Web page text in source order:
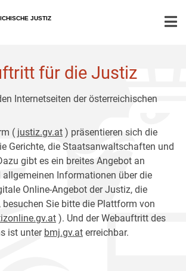
JUSTIZ
für die Justiz
Internetseiten der österreichischen
( justiz.gv.at ) präsentieren sich die
Gerichte, die Staatsanwaltschaften und
gibt es ein breites Angebot an
Informationen über die
Online-Angebot der Justiz, die
besuchen Sie bitte die Plattform von
). Und der Webauftritt des
ist unter bmj.gv.at erreichbar.